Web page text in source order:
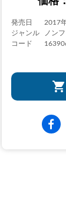
発売日
2017
ジャンル
ノン
コード